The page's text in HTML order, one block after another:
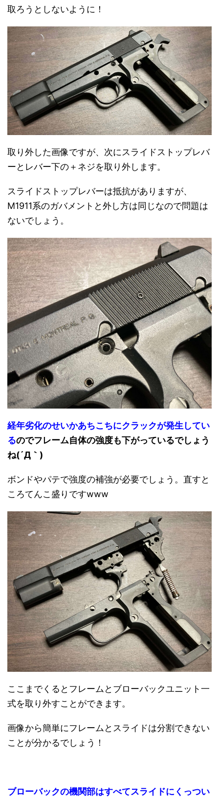
取ろうとしないように！
取り外した画像ですが、次にスライドストップレバ
ーとレバー下の＋ネジを取り外します。
スライドストップレバーは抵抗がありますが、
Ⅿ1911系のガバメントと外し方は同じなので問題は
ないでしょう。
経年劣化のせいかあちこちにクラックが発生してい
るのでフレーム自体の強度も下がっているでしょう
ね(´Д｀)
ボンドやパテで強度の補強が必要でしょう。直すと
ころてんこ盛りですwww
ここまでくるとフレームとブローバックユニット一
式を取り外すことができます。
画像から簡単にフレームとスライドは分割できない
ことが分かるでしょう！
ブローバックの機関部はすべてスライドにくっつい